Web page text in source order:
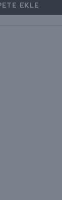
EKLE